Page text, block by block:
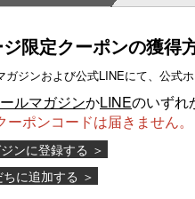
限定クーポンの獲得
ジンおよび公式LINEにて、公式
ルマガジンかLINEのいずれ
ポンコードは届きません。
ンに登録する ＞
に追加する ＞